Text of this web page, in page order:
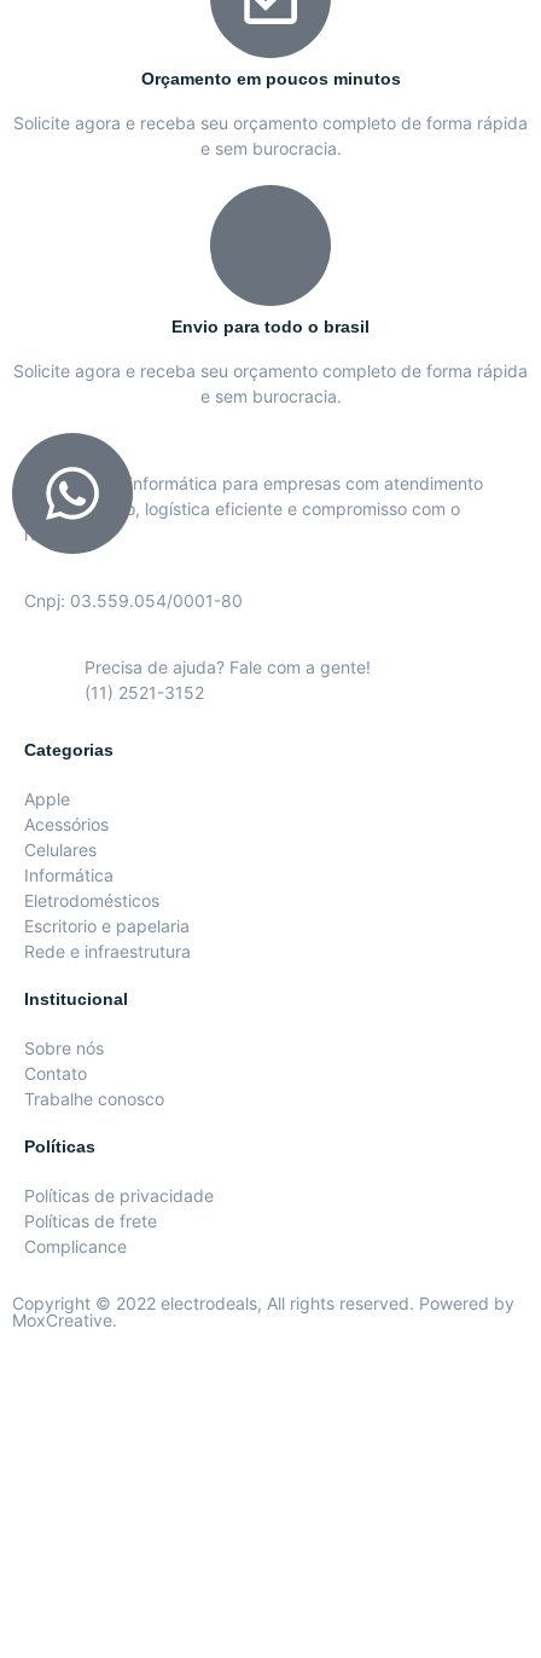
Orçamento em poucos minutos
Solicite agora e receba seu orçamento completo de forma rápida
e sem burocracia.
Envio para todo o brasil
Solicite agora e receba seu orçamento completo de forma rápida
e sem burocracia.
Soluções em informática para empresas com atendimento
personalizado, logística eficiente e compromisso com o
resultado.
Cnpj: 03.559.054/0001-80
Precisa de ajuda? Fale com a gente!
(11) 2521-3152
Categorias
Apple
Acessórios
Celulares
Informática
Eletrodomésticos
Escritorio e papelaria
Rede e infraestrutura
Institucional
Sobre nós
Contato
Trabalhe conosco
Políticas
Políticas de privacidade
Políticas de frete
Complicance
Copyright © 2022 electrodeals, All rights reserved. Powered by
MoxCreative.